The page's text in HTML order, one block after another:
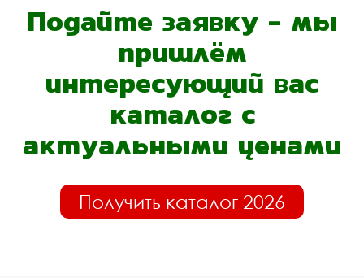
Подайте заявку - мы
пришлём
интересующий вас
каталог с
актуальными ценами
Получить каталог 2026